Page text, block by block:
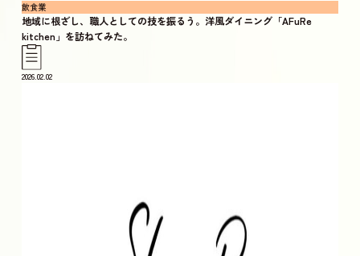
飲食業
地域に根ざし、職人としての技を振るう。洋風ダイニング「AFuRe
kitchen」を訪ねてみた。
2026.02.02